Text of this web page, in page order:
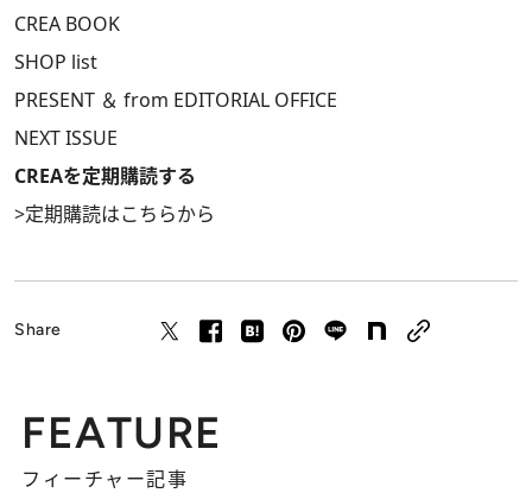
CREA BOOK
SHOP list
PRESENT ＆ from EDITORIAL OFFICE
NEXT ISSUE
CREAを定期購読する
>定期購読はこちらから
Share
FEATURE
フィーチャー記事